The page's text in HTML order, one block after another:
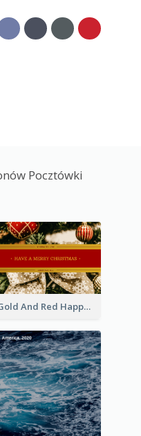
Pocztówki
Gold And Red Happy Christmas Holidays Postcard